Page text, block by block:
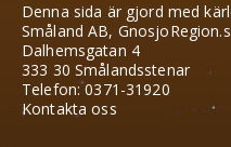
Denna sida är gjord med
Småland AB,
Dalhemsgatan 4
333 30 Smålandsstenar
Telefon: 0371-31920
Kontakta oss